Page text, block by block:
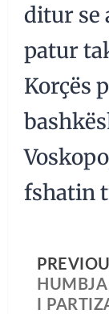
ditur se
patur
Korçës
fshatin
I